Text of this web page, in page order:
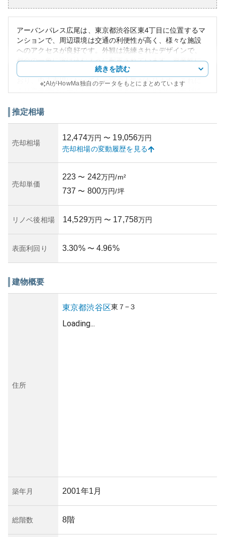
アーバンパレス広尾は、東京都渋谷区東4丁目に位置するマ
ンションで、周辺環境は交通の利便性が高く、様々な施設
へのアクセスが良好です。外観は洗練されたデザインで、
都会の一角に溶け込むように配置されています。資産性に
関しては、立地条件がとても良いため、高い評価を受けて
おり、中古市場においても一定の人気があります。これに
ては所有リスクが伴うことも考えられます。特に修繕の内
れば、それが劣化のサインとなることもあります。しか
し、その立地と現代的な設計から持続的に資産性を維持で
きる条件が整っている場合も多いです。
続きを読む
AIがHowMa独自のデータをもとにまとめています
推定相場
売却相場
12,474万円 〜 19,056万円
売却相場の変動履歴を見る
売却単価
223 〜 242万円/m²
737 〜 800万円/坪
リノベ後相場 14,529万円 〜 17,758万円
表面利回り 3.30% 〜 4.96%
建物概要
住所
東京都渋谷区東 ７−３
Loading...
築年月 2001年1月
総階数 8階